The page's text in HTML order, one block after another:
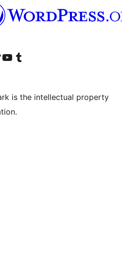
account
TikTok account
Näytä YouTube-kanava
Visit our Tumblr account
is the intellectual property